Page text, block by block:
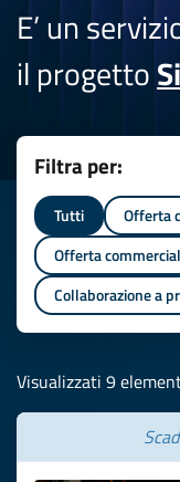
E’ un
il progetto
Filtra per:
Tutti Offerta
Offerta
Collaborazione a
Visualizzati 9